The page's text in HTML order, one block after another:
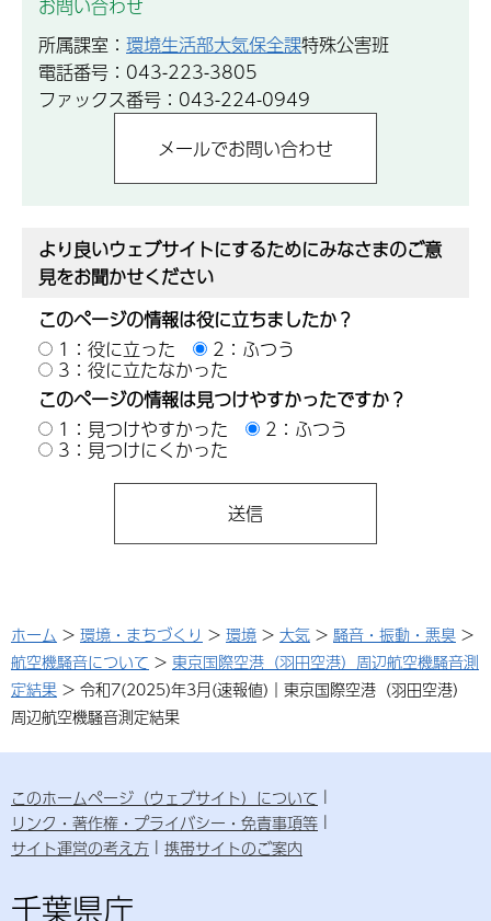
お問い合わせ
所属課室： 環境生活部大気保全課特殊公害班
電話番号：043-223-3805
ファックス番号：043-224-0949
より良いウェブサイトにするためにみなさまのご意
見をお聞かせください
このページの情報は役に立ちましたか？
1：役に立った
2：ふつう
3：役に立たなかった
このページの情報は見つけやすかったですか？
1：見つけやすかった
2：ふつう
3：見つけにくかった
ホーム > 環境・まちづくり > 環境 > 大気 > 騒音・振動・悪臭 >
航空機騒音について > 東京国際空港（羽田空港）周辺航空機騒音測
定結果 > 令和7(2025)年3月(速報値)｜東京国際空港（羽田空港）
周辺航空機騒音測定結果
このホームページ（ウェブサイト）について
リンク・著作権・プライバシー・免責事項等
サイト運営の考え方
携帯サイトのご案内
千葉県庁